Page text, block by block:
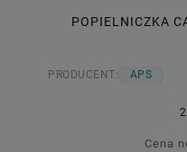
POPIELNICZKA
PRODUCENT: APS
Cena